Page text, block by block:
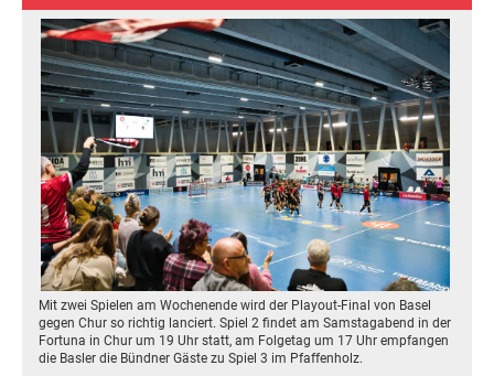
Mit zwei Spielen am Wochenende wird der Playout-Final von Basel
gegen Chur so richtig lanciert. Spiel 2 findet am Samstagabend in der
Fortuna in Chur um 19 Uhr statt, am Folgetag um 17 Uhr empfangen
die Basler die Bündner Gäste zu Spiel 3 im Pfaffenholz.